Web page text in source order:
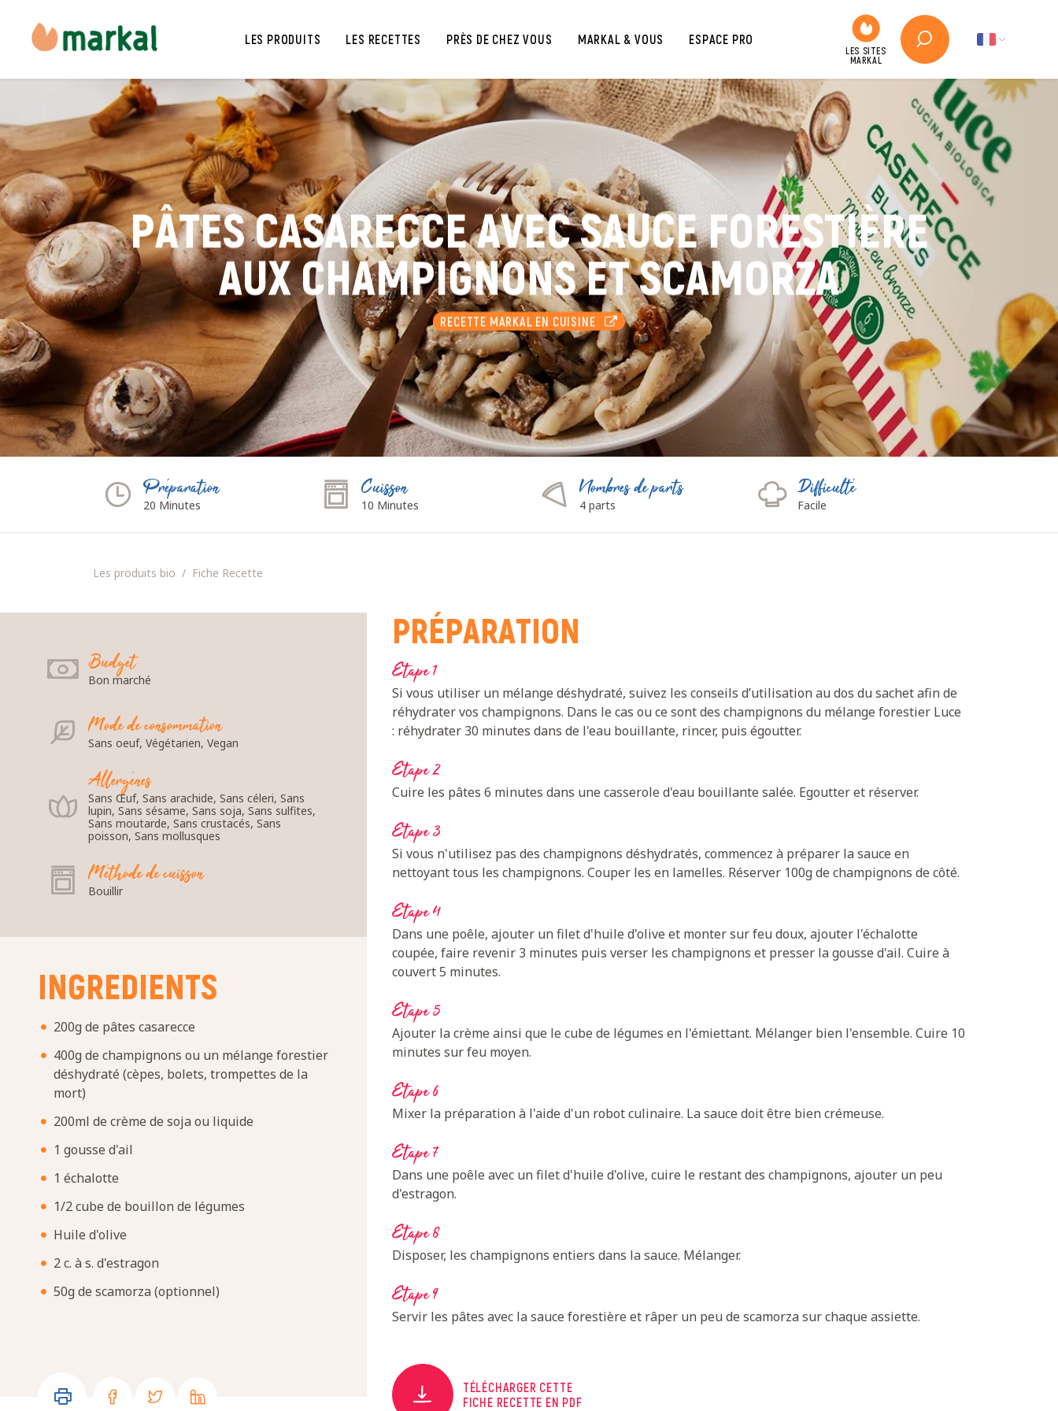
LES PRODUITS LES RECETTES PRÈS DE CHEZ VOUS MARKAL & VOUS ESPACE PRO
PÂTES CASARECCE AVEC SAUCE FORESTIÈRE
AUX CHAMPIGNONS ET SCAMORZA
RECETTE MARKAL EN CUISINE
Préparation
20 Minutes
Cuisson
10 Minutes
Nombres de parts
4 parts
Difficulté
Facile
Les produits bio Fiche Recette
Budget
Bon marché
Mode de consommation
Sans oeuf, Végétarien, Vegan
Allergènes
Sans Œuf, Sans arachide, Sans céleri, Sans
lupin, Sans sésame, Sans soja, Sans sulfites,
Sans moutarde, Sans crustacés, Sans
poisson, Sans mollusques
Méthode de cuisson
Bouillir
INGREDIENTS
200g de pâtes casarecce
400g de champignons ou un mélange forestier
déshydraté (cèpes, bolets, trompettes de la
mort)
200ml de crème de soja ou liquide
1 gousse d'ail
1 échalotte
1/2 cube de bouillon de légumes
Huile d'olive
2 c. à s. d'estragon
50g de scamorza (optionnel)
PRÉPARATION
Etape 1
Si vous utiliser un mélange déshydraté, suivez les conseils d’utilisation au dos du sachet afin de
réhydrater vos champignons. Dans le cas ou ce sont des champignons du mélange forestier Luce
: réhydrater 30 minutes dans de l'eau bouillante, rincer, puis égoutter.
Etape 2
Cuire les pâtes 6 minutes dans une casserole d'eau bouillante salée. Egoutter et réserver.
Etape 3
Si vous n'utilisez pas des champignons déshydratés, commencez à préparer la sauce en
nettoyant tous les champignons. Couper les en lamelles. Réserver 100g de champignons de côté.
Etape 4
Dans une poêle, ajouter un filet d'huile d'olive et monter sur feu doux, ajouter l'échalotte
coupée, faire revenir 3 minutes puis verser les champignons et presser la gousse d'ail. Cuire à
couvert 5 minutes.
Etape 5
Ajouter la crème ainsi que le cube de légumes en l'émiettant. Mélanger bien l'ensemble. Cuire 10
minutes sur feu moyen.
Etape 6
Mixer la préparation à l'aide d'un robot culinaire. La sauce doit être bien crémeuse.
Etape 7
Dans une poêle avec un filet d'huile d'olive, cuire le restant des champignons, ajouter un peu
d'estragon.
Etape 8
Disposer, les champignons entiers dans la sauce. Mélanger.
Etape 9
Servir les pâtes avec la sauce forestière et râper un peu de scamorza sur chaque assiette.
TÉLÉCHARGER CETTE
FICHE RECETTE EN PDF